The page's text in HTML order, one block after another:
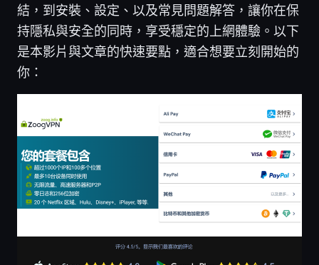
結，到安裝、設定、以及常見問題解答，讓你在保
持隱私與安全的同時，享受穩定的上網體驗。以下
是本影片與文章的快速要點，適合想要立刻開始的
你：